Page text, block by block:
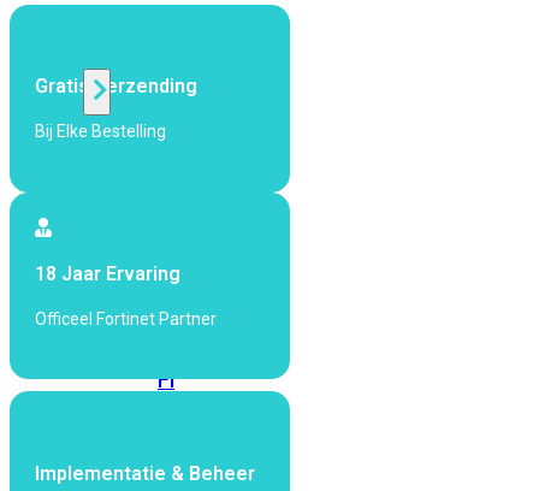
Alle
Fi
Generatie
Fi
Fi
Gratis Verzending
Bij Elke Bestelling
18 Jaar Ervaring
Officeel Fortinet Partner
Implementatie & Beheer